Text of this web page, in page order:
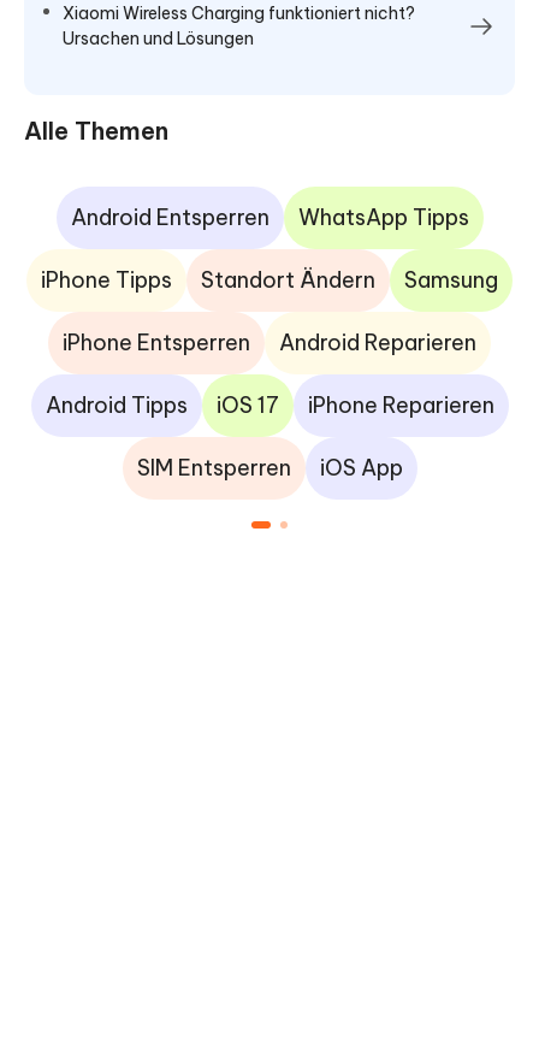
Xiaomi Wireless Charging funktioniert nicht?
Ursachen und Lösungen
Alle Themen
Android Entsperren WhatsApp Tipps
iPhone Tipps Standort Ändern Samsung
iPhone Entsperren Android Reparieren
Android Tipps iOS 17 iPhone Reparieren
SIM Entsperren iOS App